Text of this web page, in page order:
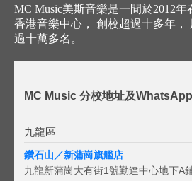
MC Music美斯音樂是一間於2012
香港音樂中心， 創校超過十多年，
過十萬多名。
MC Music 分校地址及
九龍區
鑽石山／新蒲崗旗艦店
九龍新蒲崗大有街1號勤達中心地下A